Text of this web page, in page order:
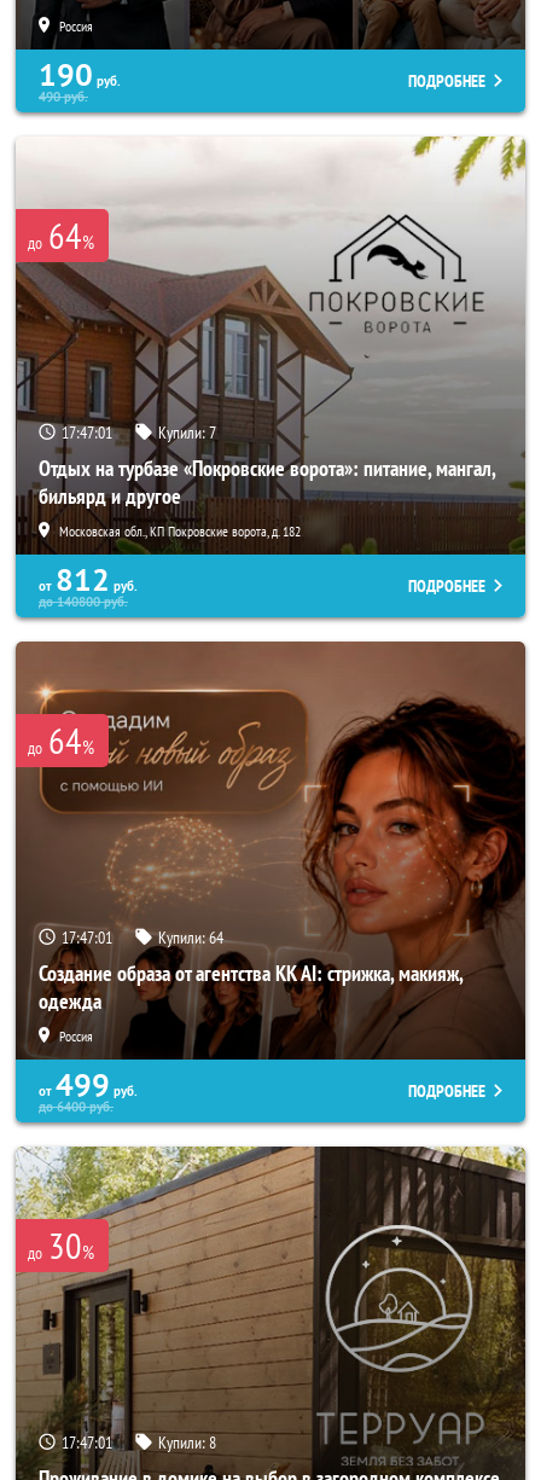
Россия
190 руб.
490руб.
ПОДРОБНЕЕ
до 64%
17:46:57 Купили:7
Отдых на турбазе «Покровские ворота»: питание, мангал,
бильярд и другое
Московская обл., КП Покровские ворота, д. 182
от 812 руб.
до140800руб.
ПОДРОБНЕЕ
до 64%
17:46:57 Купили:64
Создание образа от агентства KK AI: стрижка, макияж,
одежда
Россия
от 499 руб.
до6400руб.
ПОДРОБНЕЕ
до 30%
17:46:57 Купили:8